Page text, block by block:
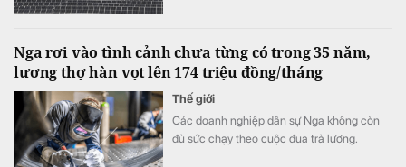
Nga rơi vào tình cảnh chưa từng có trong 35 năm,
lương thợ hàn vọt lên 174 triệu đồng/tháng
Thế giới
Các doanh nghiệp dân sự Nga không còn
đủ sức chạy theo cuộc đua trả lương.